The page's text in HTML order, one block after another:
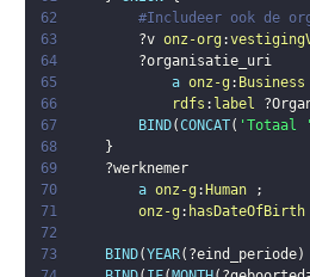
62
#Includeer ook de
63
?v onz-org :
64
?organisatie_uri
65
a onz-g : Business
66
rdfs : label
67
BIND(CONCAT( 'Totaal '
68
}
69
?werknemer
70
a onz-g : Human
;
71
onz-g : hasDateOfBirth
72
73
BIND(YEAR( ?eind_periode)